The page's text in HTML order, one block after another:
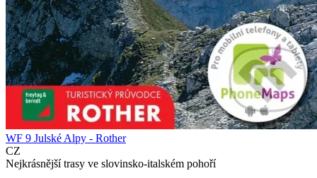
WF 9 Julské Alpy - Rother
CZ
Nejkrásnější trasy ve slovinsko-italském pohoří